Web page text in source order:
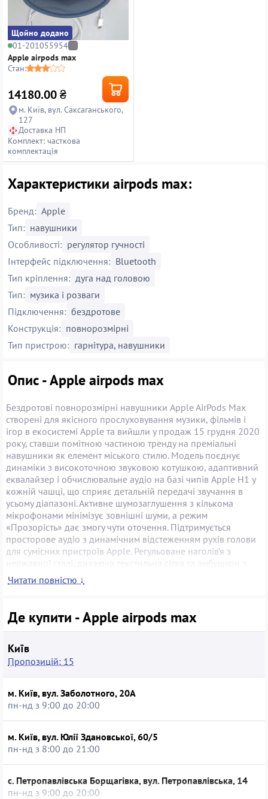
Щойно додано
01-201055954
Apple airpods max
Стан:
14180.00₴
м. Київ, вул. Саксаганського,
127
Доставка НП
Комплект: часткова
комплектація
Характеристики airpods max:
Бренд: Apple
Тип: навушники
Особливості: регулятор гучності
Інтерфейс підключення: Bluetooth
Тип кріплення: дуга над головою
Тип: музика і розваги
Підключення: бездротове
Конструкція: повнорозмірні
Тип пристрою: гарнітура, навушники
Опис - Apple airpods max
Бездротові повнорозмірні навушники Apple AirPods Max
створені для якісного прослуховування музики, фільмів і
ігор в екосистемі Apple та вийшли у продаж 15 грудня 2020
року, ставши помітною частиною тренду на преміальні
навушники як елемент міського стилю. Модель поєднує
динаміки з високоточною звуковою котушкою, адаптивний
еквалайзер і обчислювальне аудіо на базі чипів Apple H1 у
кожній чашці, що сприяє детальній передачі звучання в
усьому діапазоні. Активне шумозаглушення з кількома
мікрофонами мінімізує зовнішні шуми, а режим
«Прозорість» дає змогу чути оточення. Підтримується
просторове аудіо з динамічним відстеженням рухів голови
для сумісних пристроїв Apple. Регульоване наголів’я з
нержавної сталі, дихаюча текстильна сітка та амбушури з
піноматеріалу забезпечують комфорт під час тривалого
носіння, а Digital Crown відповідає за точне регулювання
годин із активним шумозаглушенням і чохол Smart Case
зручні для щоденного використання, а купівля б/в моделі
дає змогу зекономити та зменшити екологічне
навантаження без втрати основних можливостей.
Читати повністю ↓
Де купити - Apple airpods max
Київ
Пропозицій: 15
м. Київ, вул. Заболотного, 20А
пн-нд з 9:00 до 20:00
м. Київ, вул. Юлії Здановської, 60/5
пн-нд з 8:00 до 21:00
с. Петропавлівська Борщагівка, вул. Петропавлівська, 14
пн-нд з 9:00 до 20:00